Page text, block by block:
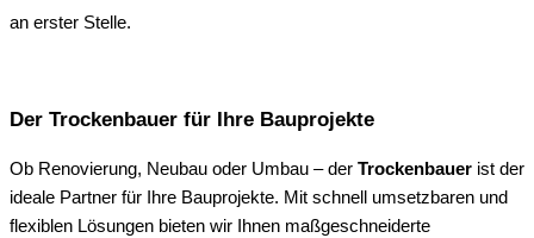
an erster Stelle.
Der Trockenbauer für Ihre Bauprojekte
Ob Renovierung, Neubau oder Umbau – der Trockenbauer ist der
ideale Partner für Ihre Bauprojekte. Mit schnell umsetzbaren und
flexiblen Lösungen bieten wir Ihnen maßgeschneiderte